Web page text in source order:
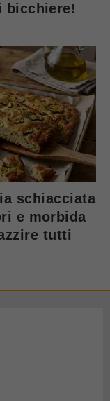
bicchiere!
schiacciata
e morbida
tutti